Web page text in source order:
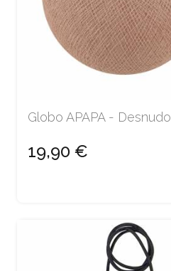
Globo APAPA - Desnudo
19,90 €